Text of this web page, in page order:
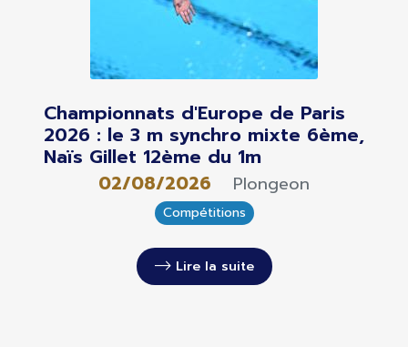
Championnats d'Europe de Paris
2026 : le 3 m synchro mixte 6ème,
Naïs Gillet 12ème du 1m
02/08/2026 Plongeon
Compétitions
Lire la suite